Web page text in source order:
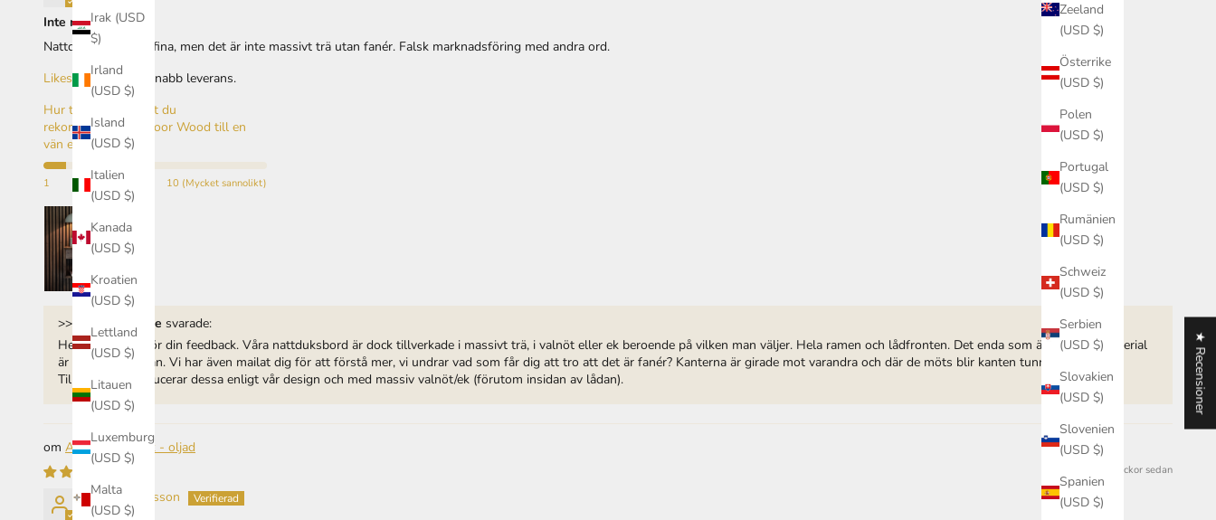
Zeeland
(USD $)
Österrike
(USD $)
Polen
(USD $)
Portugal
(USD $)
Rumänien
(USD $)
Schweiz
(USD $)
Serbien
(USD $)
Slovakien
(USD $)
Slovenien
(USD $)
Spanien
(USD $)
Irak (USD
$)
Irland
(USD $)
Island
(USD $)
Italien
(USD $)
Kanada
(USD $)
Kroatien
(USD $)
Lettland
(USD $)
Litauen
(USD $)
Luxemburg
(USD $)
Malta
(USD $)
Inte massiva
Nattduksborden är fina, men det är inte massivt trä utan fanér. Falsk marknadsföring med andra ord.
Likes: Snygga och snabb leverans.
Hur troligt är det att du
rekommenderar Indoor Wood till en
vän eller kollega? :
1 10 (Mycket sannolikt)
>> indoorwood.se svarade:
Hej Ingrid, tack för din feedback. Våra nattduksbord är dock tillverkade i massivt trä, i valnöt eller ek beroende på vilken man väljer. Hela ramen och lådfronten. Det enda som är av annat material
är insidan av lådan. Vi har även mailat dig för att förstå mer, vi undrar vad som får dig att tro att det är fanér? Kanterna är girade mot varandra och där de möts blir kanten tunnare såklart.
Tillverkaren producerar dessa enligt vår design och med massiv valnöt/ek (förutom insidan av lådan).
Akustikpanel Ek - oljad
3 veckor sedan
Thomas Eriksson
★ Recensioner